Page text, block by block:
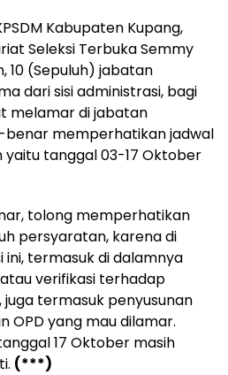
Kabupaten Kupang,
Seleksi Terbuka Semmy
10 (Sepuluh) jabatan
dari sisi administrasi, bagi
melamar di jabatan
memperhatikan jadwal
tanggal 03-17 Oktober
tolong memperhatikan
persyaratan, karena di
termasuk di dalamnya
verifikasi terhadap
termasuk penyusunan
OPD yang mau dilamar.
17 Oktober masih
(***)